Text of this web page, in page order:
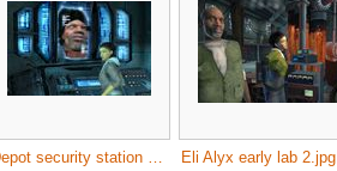
Eli Alyx early lab 2.jpg